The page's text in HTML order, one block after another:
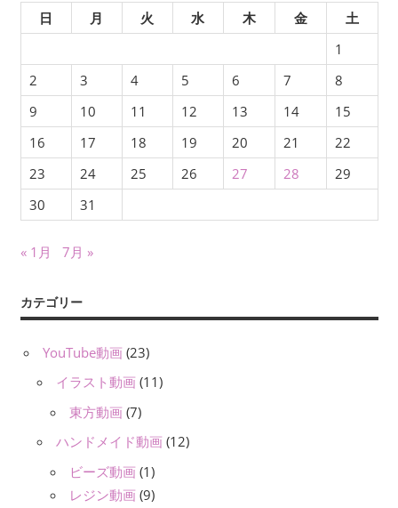
日
月 火 水 木 金
土
1
2
3 4 5 6 7
8
9
10 11 12 13 14
15
16
17 18 19 20 21
22
23
24 25 26 27 28
29
30
31
« 1月 7月 »
カテゴリー
YouTube動画 (23)
イラスト動画 (11)
東方動画 (7)
ハンドメイド動画 (12)
ビーズ動画 (1)
レジン動画 (9)